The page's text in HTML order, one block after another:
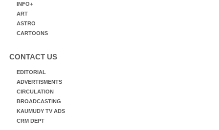
INFO+
ART
ASTRO
CARTOONS
CONTACT US
EDITORIAL
ADVERTISMENTS
CIRCULATION
BROADCASTING
KAUMUDY TV ADS
CRM DEPT